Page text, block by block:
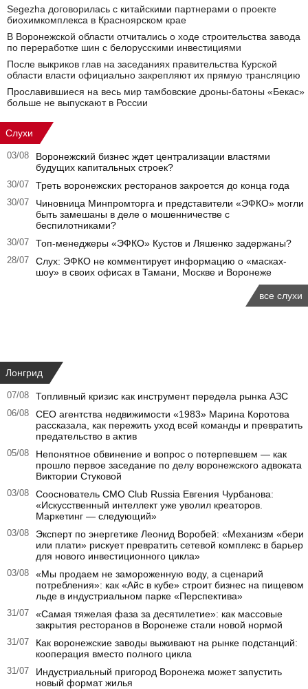
Segezha договорилась с китайскими партнерами о проекте
биохимкомплекса в Красноярском крае
В Воронежской области отчитались о ходе строительства завода
по переработке шин с белорусскими инвестициями
После выкриков глав на заседаниях правительства Курской
области власти официально закрепляют их прямую трансляцию
Прославившиеся на весь мир тамбовские дроны-батоны «Бекас»
больше не выпускают в России
Слухи
03/08
Воронежский бизнес ждет централизации властями
будущих капитальных строек?
30/07 Треть воронежских ресторанов закроется до конца года
30/07
Чиновница Минпромторга и представители «ЭФКО» могли
быть замешаны в деле о мошенничестве с
беспилотниками?
30/07 Топ-менеджеры «ЭФКО» Кустов и Ляшенко задержаны?
28/07
Слух: ЭФКО не комментирует информацию о «масках-
шоу» в своих офисах в Тамани, Москве и Воронеже
все слухи
Лонгрид
07/08 Топливный кризис как инструмент передела рынка АЗС
06/08
CEO агентства недвижимости «1983» Марина Коротова
рассказала, как пережить уход всей команды и превратить
предательство в актив
05/08
Непонятное обвинение и вопрос о потерпевшем — как
прошло первое заседание по делу воронежского адвоката
Виктории Стуковой
03/08
Сооснователь CMO Club Russia Евгения Чурбанова:
«Искусственный интеллект уже уволил креаторов.
Маркетинг — следующий»
03/08
Эксперт по энергетике Леонид Воробей: «Механизм «бери
или плати» рискует превратить сетевой комплекс в барьер
для нового инвестиционного цикла»
03/08
«Мы продаем не замороженную воду, а сценарий
потребления»: как «Айс в кубе» строит бизнес на пищевом
льде в индустриальном парке «Перспектива»
31/07
«Самая тяжелая фаза за десятилетие»: как массовые
закрытия ресторанов в Воронеже стали новой нормой
31/07
Как воронежские заводы выживают на рынке подстанций:
кооперация вместо полного цикла
31/07
Индустриальный пригород Воронежа может запустить
новый формат жилья